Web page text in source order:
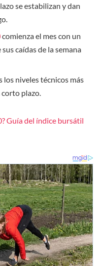
se estabilizan y dan
comienza el mes con un
caídas de la semana
los niveles técnicos más
corto plazo.
Guía del índice bursátil